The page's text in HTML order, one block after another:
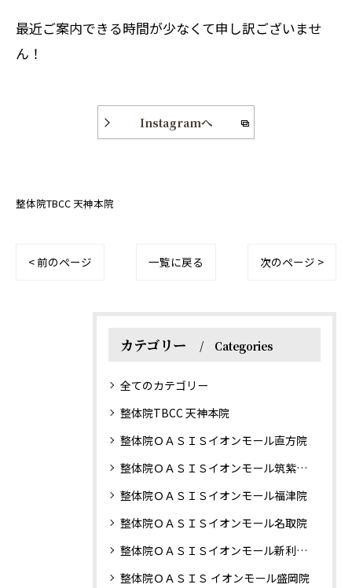
最近ご案内できる時間が少なくて申し訳ございませ
ん！
Instagramへ
整体院TBCC 天神本院
< 前のページ 一覧に戻る 次のページ >
カテゴリー Categories
全てのカテゴリー
整体院TBCC 天神本院
整体院ＯＡＳＩＳイオンモール直方院
整体院ＯＡＳＩＳイオンモール筑紫野院
整体院ＯＡＳＩＳイオンモール福津院
整体院ＯＡＳＩＳイオンモール名取院
整体院ＯＡＳＩＳイオンモール新利府南館院
整体院ＯＡＳＩＳ イオンモール盛岡院